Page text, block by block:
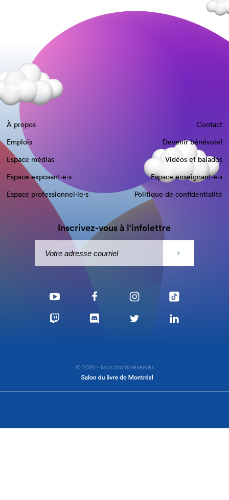
À propos
Contact
Emplois
Devenir bénévole!
Espace médias
Vidéos et balados
Espace exposant·e⋅s
Espace enseignant·e⋅s
Espace professionnel·le⋅s
Politique de confidentialité
Inscrivez-vous à l'infolettre
© 2026 - Tous droits réservés